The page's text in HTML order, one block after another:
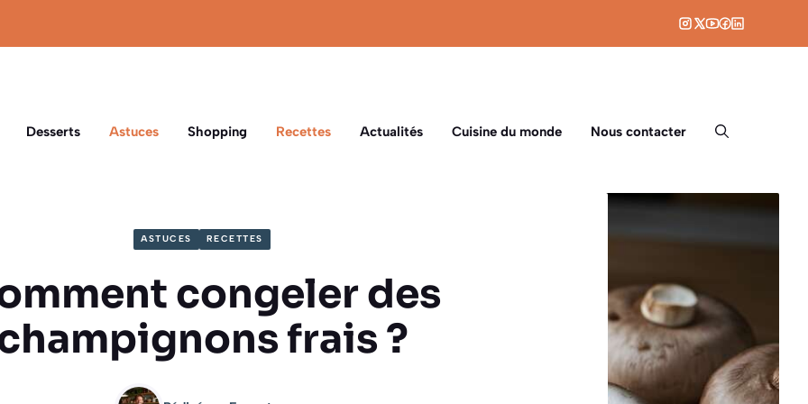
Desserts Astuces Shopping Recettes Actualités Cuisine du monde Nous contacter
ASTUCES RECETTES
congeler des
frais ?